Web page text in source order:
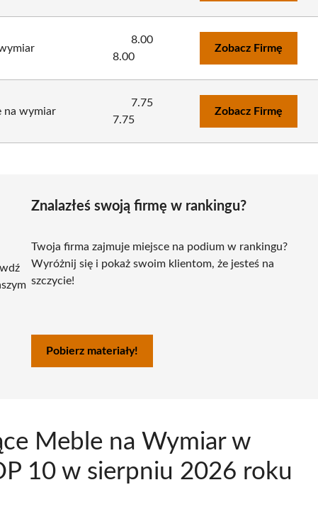
8.00
8.00
Zobacz Firmę
na wymiar
7.75
7.75
Zobacz Firmę
Znalazłeś swoją firmę w rankingu?
Twoja firma zajmuje miejsce na podium w rankingu?
Wyróżnij się i pokaż swoim klientom, że jesteś na
szczycie!
Pobierz materiały!
Meble na Wymiar w
10 w sierpniu 2026 roku